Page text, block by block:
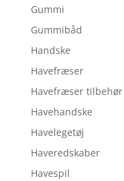
Gummi
Gummibåd
Handske
Havefræser
Havefræser tilbehør
Havehandske
Havelegetøj
Haveredskaber
Havespil